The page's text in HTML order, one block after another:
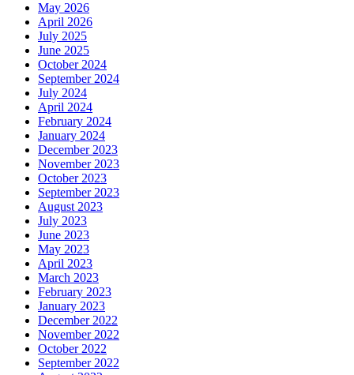
May 2026
April 2026
July 2025
June 2025
October 2024
September 2024
July 2024
April 2024
February 2024
January 2024
December 2023
November 2023
October 2023
September 2023
August 2023
July 2023
June 2023
May 2023
April 2023
March 2023
February 2023
January 2023
December 2022
November 2022
October 2022
September 2022